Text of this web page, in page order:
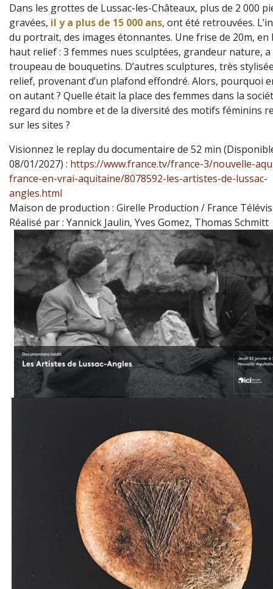
Dans les grottes de Lussac-les-Châteaux, plus de 2 000
gravées, il y a plus de 15 000 ans, ont été retrouvées.
du portrait, des images étonnantes. Une frise de 20m, en
haut relief : 3 femmes nues sculptées, grandeur nature,
troupeau de bouquetins. D’autres sculptures, très
relief, provenant d’un plafond effondré. Alors, pourquoi
on autant ? Quelle était la place des femmes dans la
regard du nombre et de la diversité des motifs féminins
sur les sites ?
Visionnez le replay du documentaire de 52 min (
08/01/2027) : https://www.france.tv/france-3/nouvelle-
france-en-vrai-aquitaine/8078592-les-artistes-de-lussac-
angles.html
Maison de production : Girelle Production / France
Réalisé par : Yannick Jaulin, Yves Gomez, Thomas Schmitt